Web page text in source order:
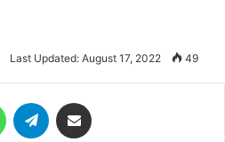
Last Updated: August 17, 2022 49